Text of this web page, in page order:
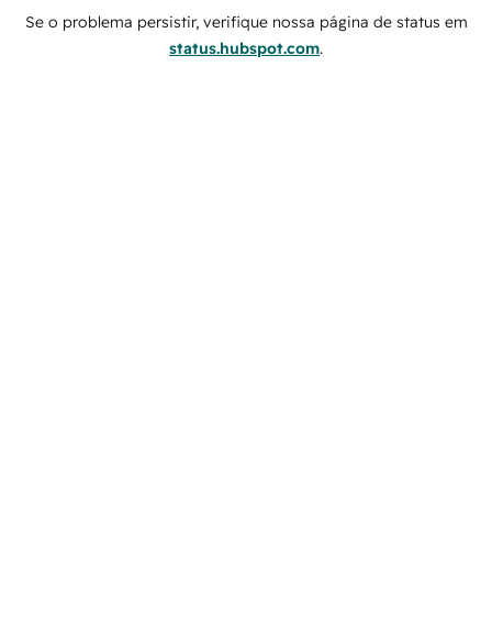
Se o problema persistir, verifique nossa página de status em
status.hubspot.com.